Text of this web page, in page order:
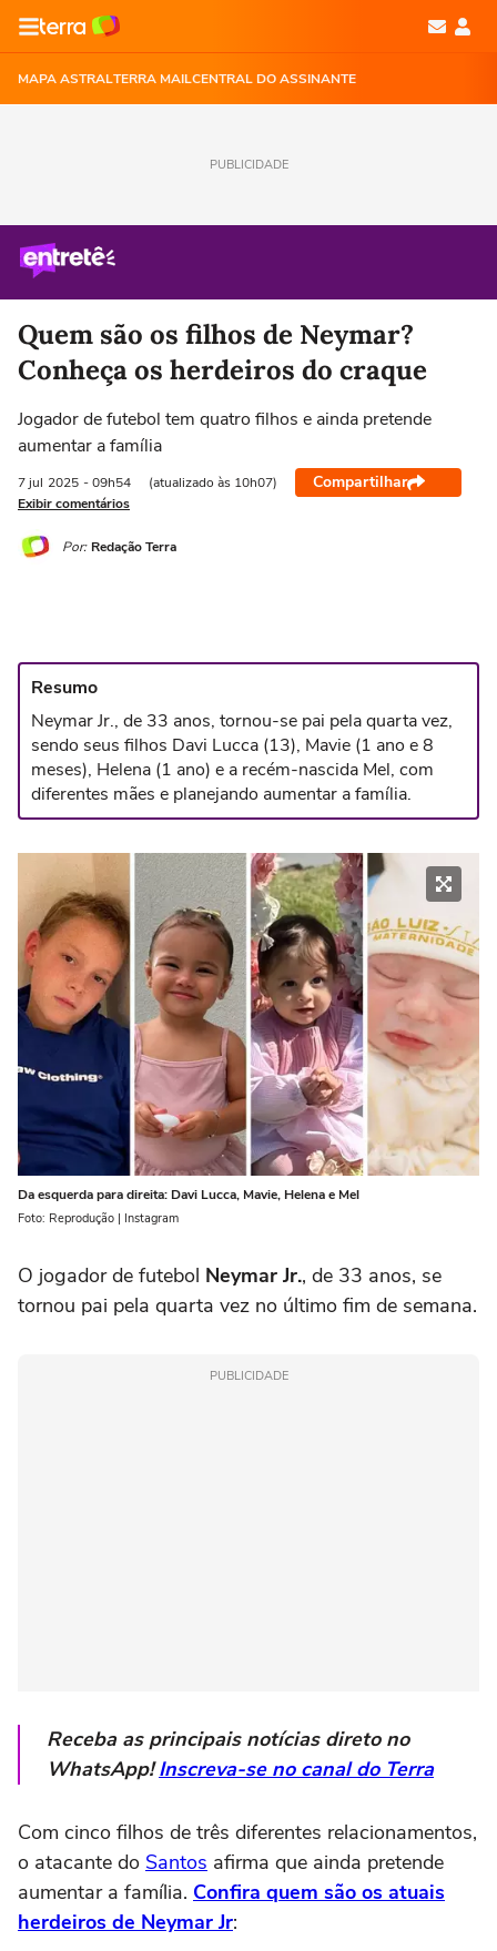
MAPA ASTRALTERRA MAILCENTRAL DO ASSINANTE
PUBLICIDADE
Quem são os filhos de Neymar?
Conheça os herdeiros do craque
Jogador de futebol tem quatro filhos e ainda pretende
aumentar a família
7 jul 2025 - 09h54 (atualizado às 10h07) Compartilhar
Exibir comentários
Por: Redação Terra
Resumo
Neymar Jr., de 33 anos, tornou-se pai pela quarta vez,
sendo seus filhos Davi Lucca (13), Mavie (1 ano e 8
meses), Helena (1 ano) e a recém-nascida Mel, com
diferentes mães e planejando aumentar a família.
Da esquerda para direita: Davi Lucca, Mavie, Helena e Mel
Foto: Reprodução | Instagram
O jogador de futebol Neymar Jr., de 33 anos, se
tornou pai pela quarta vez no último fim de semana.
PUBLICIDADE
Receba as principais notícias direto no
WhatsApp!Inscreva-se no canal do Terra
Com cinco filhos de três diferentes relacionamentos,
o atacante do Santos afirma que ainda pretende
aumentar a família. Confira quem são os atuais
herdeiros de Neymar Jr: